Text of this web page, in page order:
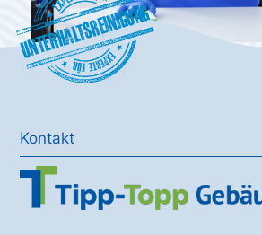
Unterhaltsreinigung
Kontakt